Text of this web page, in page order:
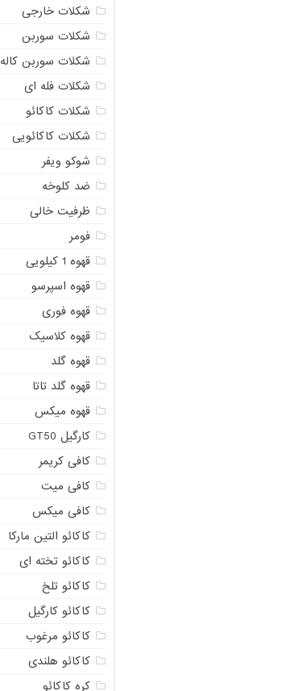
شکلات خارجی
شکلات سوربن
شکلات سوربن کاله
شکلات فله ای
شکلات کاکائو
شکلات کاکائویی
شوکو ویفر
ضد کلوخه
ظرفیت خالی
فومر
قهوه 1 کیلویی
قهوه اسپرسو
قهوه فوری
قهوه کلاسیک
قهوه گلد
قهوه گلد تاتا
قهوه میکس
کارگیل GT50
کافی کریمر
کافی میت
کافی میکس
کاکائو التین مارکا
کاکائو تخته ای
کاکائو تلخ
کاکائو کارگیل
کاکائو مرغوب
کاکائو هلندی
کره کاکائو